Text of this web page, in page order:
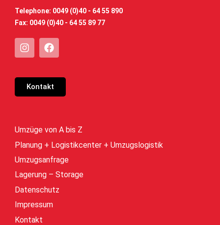
Telephone: 0049 (0)40 - 64 55 890
Fax: 0049 (0)40 - 64 55 89 77
Kontakt
Umzüge von A bis Z
Planung + Logistikcenter + Umzugslogistik
Umzugsanfrage
Lagerung – Storage
Datenschutz
Impressum
Kontakt